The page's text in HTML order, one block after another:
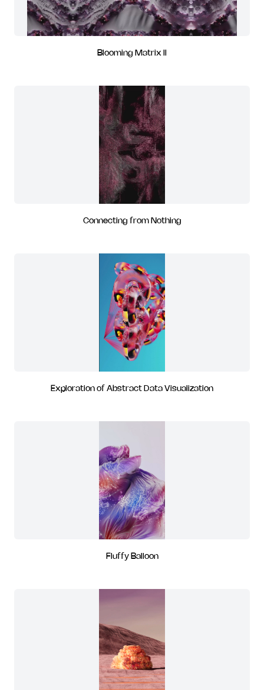
Blooming Matrix II
Connecting from Nothing
Exploration of Abstract Data Visualization
Fluffy Balloon